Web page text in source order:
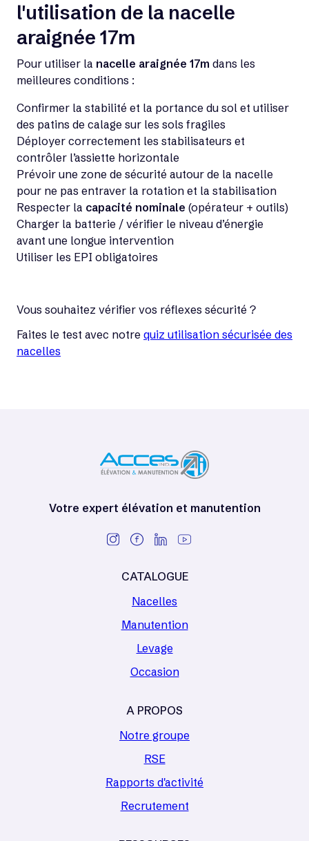
l'utilisation de la nacelle
araignée 17m
Pour utiliser la nacelle araignée 17m dans les
meilleures conditions :
Confirmer la stabilité et la portance du sol et utiliser
des patins de calage sur les sols fragiles
Déployer correctement les stabilisateurs et
contrôler l’assiette horizontale
Prévoir une zone de sécurité autour de la nacelle
pour ne pas entraver la rotation et la stabilisation
Respecter la capacité nominale (opérateur + outils)
Charger la batterie / vérifier le niveau d’énergie
avant une longue intervention
Utiliser les EPI obligatoires
Vous souhaitez vérifier vos réflexes sécurité ?
Faites le test avec notre quiz utilisation sécurisée des
nacelles
Votre expert élévation et manutention
CATALOGUE
Nacelles
Manutention
Levage
Occasion
A PROPOS
Notre groupe
RSE
Rapports d'activité
Recrutement